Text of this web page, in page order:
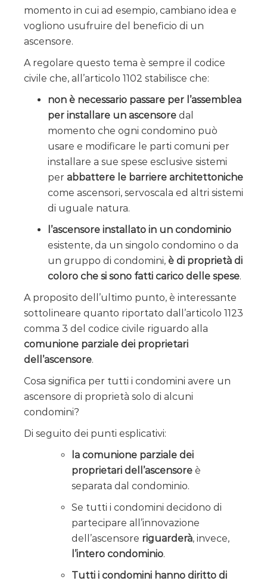
momento in cui ad esempio, cambiano idea e
vogliono usufruire del beneficio di un
ascensore.
A regolare questo tema è sempre il codice
civile che, all’articolo 1102 stabilisce che:
non è necessario passare per l’assemblea
per installare un ascensore dal
momento che ogni condomino può
usare e modificare le parti comuni per
installare a sue spese esclusive sistemi
per abbattere le barriere architettoniche
come ascensori, servoscala ed altri sistemi
di uguale natura.
l’ascensore installato in un condominio
esistente, da un singolo condomino o da
un gruppo di condomini, è di proprietà di
coloro che si sono fatti carico delle spese.
A proposito dell’ultimo punto, è interessante
sottolineare quanto riportato dall’articolo 1123
comma 3 del codice civile riguardo alla
comunione parziale dei proprietari
dell’ascensore.
Cosa significa per tutti i condomini avere un
ascensore di proprietà solo di alcuni
condomini?
Di seguito dei punti esplicativi:
la comunione parziale dei
proprietari dell’ascensore è
separata dal condominio.
Se tutti i condomini decidono di
partecipare all’innovazione
dell’ascensore riguarderà, invece,
l’intero condominio.
Tutti i condomini hanno diritto di